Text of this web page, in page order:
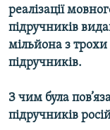
реалізації
підручників
мільйона з трохи
підручників.
З чим була
підручників